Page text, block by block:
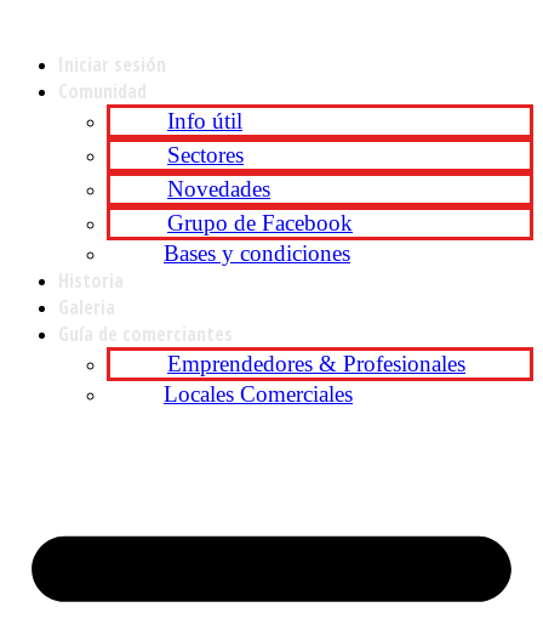
Info útil
Sectores
Novedades
Grupo de Facebook
Bases y condiciones
Emprendedores & Profesionales
Locales Comerciales